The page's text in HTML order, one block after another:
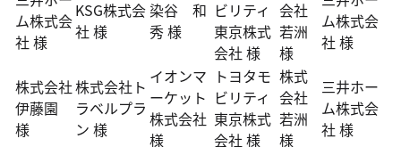
ム株式会
社 様
KSG株式会
社 様
染谷 和
秀 様
ビリティ
東京株式
会社 様
会社
若洲
様
ム株式会
社 様
株式会社
伊藤園
様
株式会社ト
ラベルプラ
ン 様
イオンマ
ーケット
株式会社
様
トヨタモ
ビリティ
東京株式
会社 様
株式
会社
若洲
様
三井ホー
ム株式会
社 様